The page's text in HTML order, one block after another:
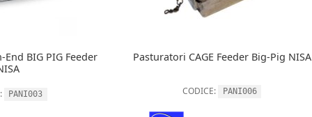
BIG PIG Feeder
PANI003
Pasturatori CAGE Feeder Big-Pig NISA
CODICE: PANI006